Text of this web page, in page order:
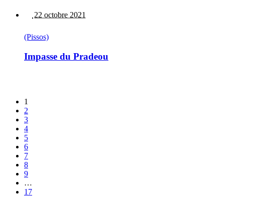
22 octobre 2021
(Pissos)
Impasse du Pradeou
1
2
3
4
5
6
7
8
9
…
17